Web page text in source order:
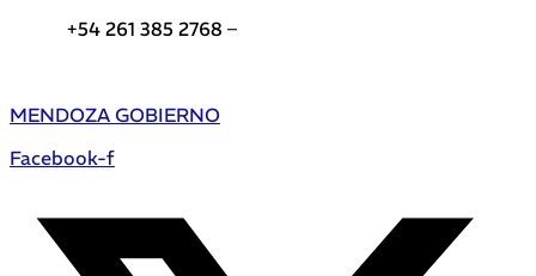
+54 261 385 2768 –
MENDOZA GOBIERNO
Facebook-f